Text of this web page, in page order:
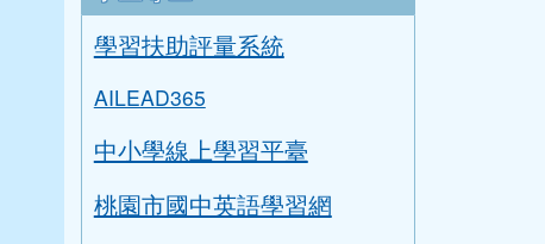
學習扶助評量系統
AILEAD365
中小學線上學習平臺
桃園市國中英語學習網